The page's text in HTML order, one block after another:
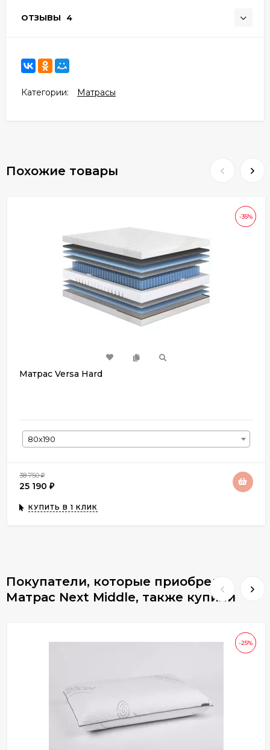
ОТЗЫВЫ 4
Категории: Матрасы
Похожие товары
-35%
Матрас Versa Hard
80х190
38 750₽
25 190 ₽
КУПИТЬ В 1 КЛИК
Покупатели, которые приобрели
Матрас Next Middle, также купили
-25%